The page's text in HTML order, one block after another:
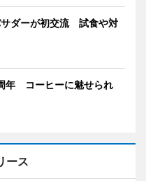
サダーが初交流 試食や対
年 コーヒーに魅せられ
ース